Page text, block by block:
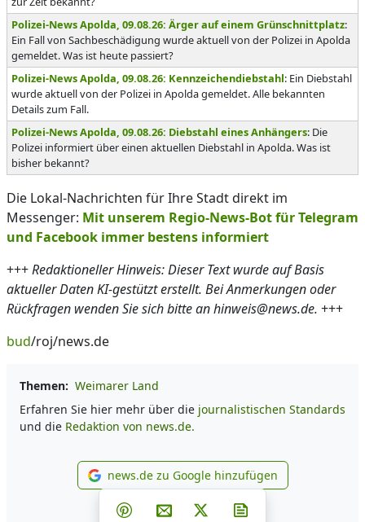
Polizei-News Apolda, 09.08.26: Ärger auf einem Grünschnittplatz:
Ein Fall von Sachbeschädigung wurde aktuell von der Polizei in Apolda
gemeldet. Was ist heute passiert?
Polizei-News Apolda, 09.08.26: Kennzeichendiebstahl: Ein Diebstahl
wurde aktuell von der Polizei in Apolda gemeldet. Alle bekannten
Details zum Fall.
Polizei-News Apolda, 09.08.26: Diebstahl eines Anhängers: Die
Polizei informiert über einen aktuellen Diebstahl in Apolda. Was ist
bisher bekannt?
Die Lokal-Nachrichten für Ihre Stadt direkt im
Messenger: Mit unserem Regio-News-Bot für Telegram
und Facebook immer bestens informiert
+++Redaktioneller Hinweis: Dieser Text wurde auf Basis
aktueller Daten KI-gestützt erstellt. Bei Anmerkungen oder
Rückfragen wenden Sie sich bitte an hinweis@news.de. +++
bud/roj/news.de
Themen: Weimarer Land
Erfahren Sie hier mehr über die journalistischen Standards
und die Redaktion von news.de.
news.de zu Google
news.de zu Google hinzufügen
Teilen auf Facebook
Teilen auf Whatsapp
Teilen auf Telegram
Teilen auf Pinterest
Per E-Mail teilen
Post auf X